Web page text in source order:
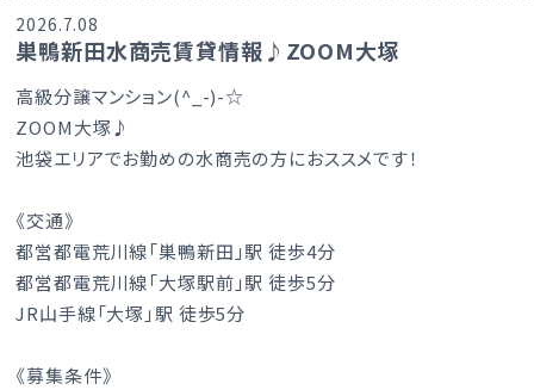
2026.7.08
巣鴨新田水商売賃貸情報♪ZOOM大塚
高級分譲マンション(^_-)-☆
ZOOM大塚♪
池袋エリアでお勤めの水商売の方におススメです！
《交通》
都営都電荒川線「巣鴨新田」駅 徒歩4分
都営都電荒川線「大塚駅前」駅 徒歩5分
JR山手線「大塚」駅 徒歩5分
《募集条件》